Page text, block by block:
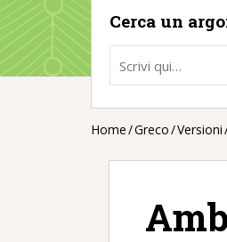
Cerca un
Home/Greco/Versioni